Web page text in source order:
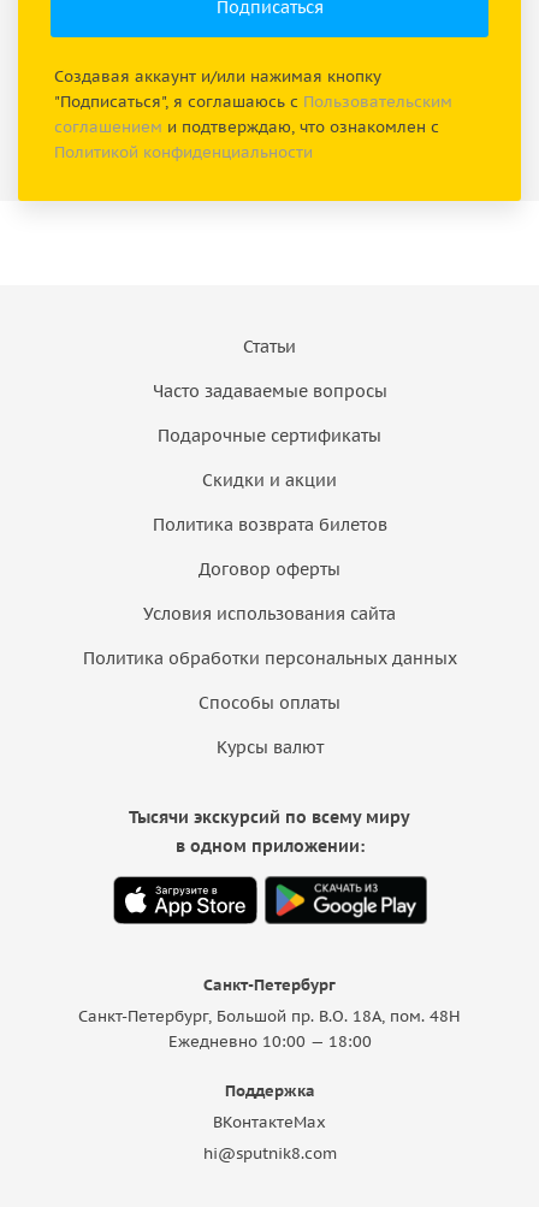
Создавая аккаунт и/или нажимая кнопку
"Подписаться", я соглашаюсь с Пользовательским
соглашением и подтверждаю, что ознакомлен с
Политикой конфиденциальности
Статьи
Часто задаваемые вопросы
Подарочные сертификаты
Скидки и акции
Политика возврата билетов
Договор оферты
Условия использования сайта
Политика обработки персональных данных
Способы оплаты
Курсы валют
Санкт-Петербург
Санкт-Петербург, Большой пр. В.О. 18A, пом. 48Н
Ежедневно 10:00 — 18:00
Поддержка
ВКонтактеMax
hi@sputnik8.com
Тысячи экскурсий по всему миру
в одном приложении: